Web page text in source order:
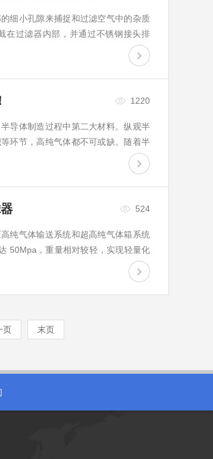
细小孔隙来捕捉和过滤空气中的杂质
在过滤器内部，并通过不锈钢接头排
1220
导体制造过程中第二大材料。纵观半
环节，高纯气体都不可或缺。随着半
524
纯气体输送系统和超高纯气体箱系统
50Mpa，重量相对较轻，实现轻量化
页 末页